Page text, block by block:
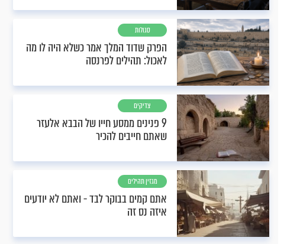
סגולות
הפרק שדוד המלך אמר כשלא היה לו מה
לאכול: תהילים לפרנסה
צדיקים
9 פנינים ממסע חייו של הבבא אלעזר
שאתם חייבים להכיר
מגזין תהילים
אתם קמים בבוקר לבד - ואתם לא יודעים
איזה נס זה